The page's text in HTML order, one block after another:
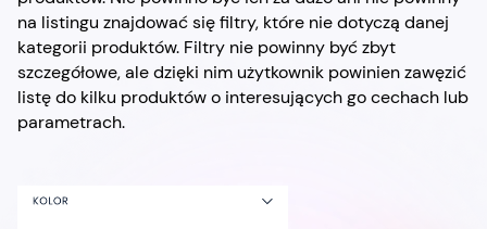
na listingu znajdować się filtry, które nie dotyczą danej
kategorii produktów. Filtry nie powinny być zbyt
szczegółowe, ale dzięki nim użytkownik powinien zawęzić
listę do kilku produktów o interesujących go cechach lub
parametrach.